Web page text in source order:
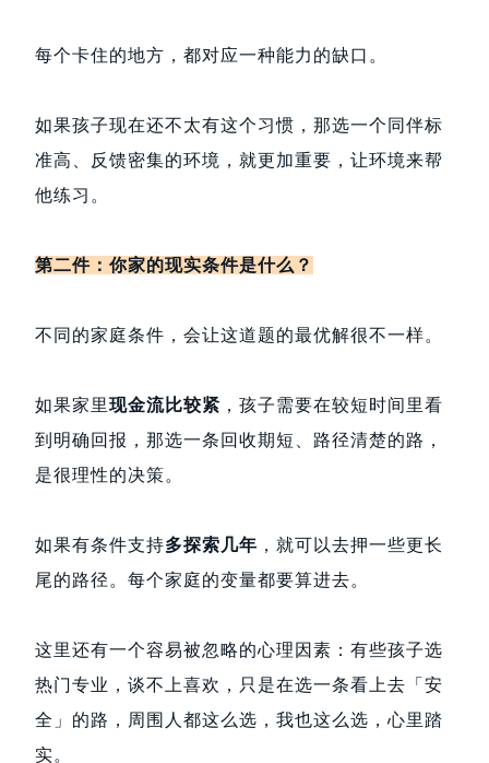
每个卡住的地方，都对应一种能力的缺口。
如果孩子现在还不太有这个习惯，那选一个同伴标
准高、反馈密集的环境，就更加重要，让环境来帮
他练习。
第二件：你家的现实条件是什么？
不同的家庭条件，会让这道题的最优解很不一样。
如果家里现金流比较紧 ，孩子需要在较短时间里看
到明确回报，那选一条回收期短、路径清楚的路，
是很理性的决策。
如果有条件支持多探索几年 ，就可以去押一些更长
尾的路径。每个家庭的变量都要算进去。
这里还有一个容易被忽略的心理因素：有些孩子选
热门专业，谈不上喜欢，只是在选一条看上去「安
全」的路，周围人都这么选，我也这么选，心里踏
实。